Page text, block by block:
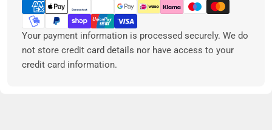
pagamento
Your payment information is processed securely. We do
not store credit card details nor have access to your
credit card information.